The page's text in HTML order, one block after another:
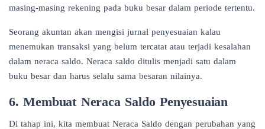
masing-masing rekening pada buku besar dalam periode tertentu.
Seorang akuntan akan mengisi jurnal penyesuaian kalau
menemukan transaksi yang belum tercatat atau terjadi kesalahan
dalam neraca saldo. Neraca saldo ditulis menjadi satu dalam
buku besar dan harus selalu sama besaran nilainya.
6. Membuat Neraca Saldo Penyesuaian
Di tahap ini, kita membuat Neraca Saldo dengan perubahan yang